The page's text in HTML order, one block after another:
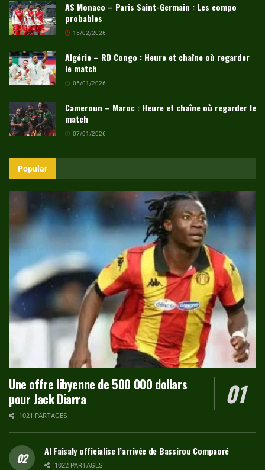
AS Monaco – Paris Saint-Germain : Les compo
probables
15/02/2026
Algérie – RD Congo : Heure et chaîne où regarder
le match
05/01/2026
Cameroun – Maroc : Heure et chaîne où regarder le
match
07/01/2026
Popular
Une offre libyenne de 500 000 dollars
pour Jack Diarra
1021 PARTAGES
Al Faisaly officialise l’arrivée de Bassirou Compaoré
1022 PARTAGES